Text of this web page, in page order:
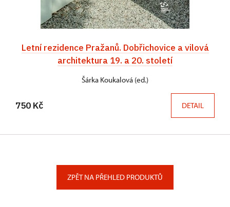
Letní rezidence Pražanů. Dobřichovice a vilová
architektura 19. a 20. století
Šárka Koukalová (ed.)
750 Kč DETAIL
ZPĚT NA PŘEHLED PRODUKTŮ